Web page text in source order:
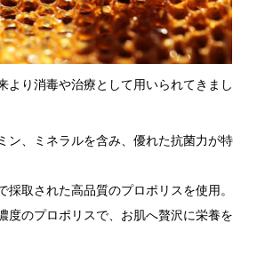
より消毒や治療として用いられてきまし
ン、ミネラルを含み、優れた抗菌力が特
採取された高品質のプロポリスを使用。
度のプロポリスで、お肌へ贅沢に栄養を